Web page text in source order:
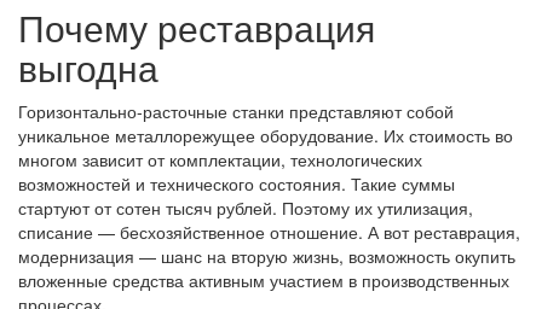
Почему реставрация
выгодна
Горизонтально-расточные станки представляют собой
уникальное металлорежущее оборудование. Их стоимость во
многом зависит от комплектации, технологических
возможностей и технического состояния. Такие суммы
стартуют от сотен тысяч рублей. Поэтому их утилизация,
списание — бесхозяйственное отношение. А вот реставрация,
модернизация — шанс на вторую жизнь, возможность окупить
вложенные средства активным участием в производственных